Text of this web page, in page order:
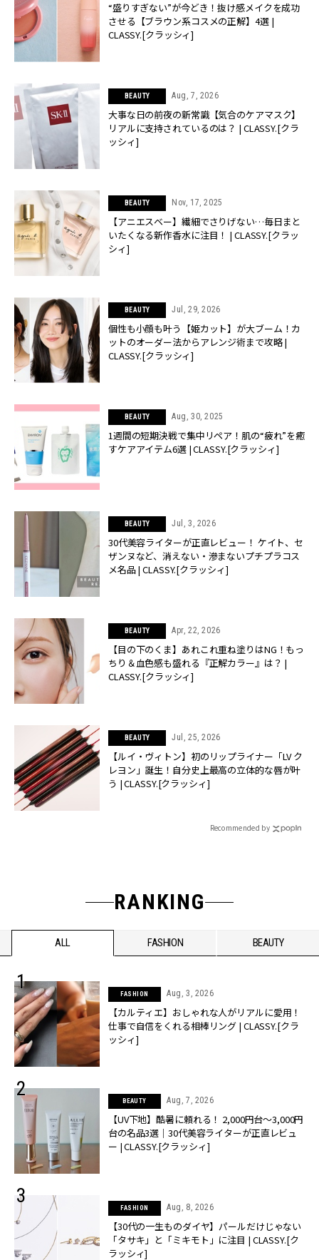
“盛りすぎない”が今どき！抜け感メイクを成功
させる【ブラウン系コスメの正解】4選 |
CLASSY.[クラッシィ]
BEAUTY Aug, 7, 2026
大事な日の前夜の新常識【気合のケアマスク】
リアルに支持されているのは？ | CLASSY.[クラ
ッシィ]
BEAUTY Nov, 17, 2025
【アニエスベー】繊細でさりげない…毎日まと
いたくなる新作香水に注目！ | CLASSY.[クラッ
シィ]
BEAUTY Jul, 29, 2026
個性も小顔も叶う【姫カット】が大ブーム！カ
ットのオーダー法からアレンジ術まで攻略 |
CLASSY.[クラッシィ]
BEAUTY Aug, 30, 2025
1週間の短期決戦で集中リペア！肌の“疲れ”を癒
すケアアイテム6選 | CLASSY.[クラッシィ]
BEAUTY Jul, 3, 2026
30代美容ライターが正直レビュー！ ケイト、セ
ザンヌなど、消えない・滲まないプチプラコス
メ名品 | CLASSY.[クラッシィ]
BEAUTY Apr, 22, 2026
【目の下のくま】あれこれ重ね塗りはNG！もっ
ちり＆血色感も盛れる『正解カラー』は？ |
CLASSY.[クラッシィ]
BEAUTY Jul, 25, 2026
【ルイ・ヴィトン】初のリップライナー「LV ク
レヨン」誕生！自分史上最高の立体的な唇が叶
う | CLASSY.[クラッシィ]
Recommended by
RANKING
ALL FASHION BEAUTY
FASHION Aug, 3, 2026
【カルティエ】おしゃれな人がリアルに愛用！
仕事で自信をくれる相棒リング | CLASSY.[クラ
ッシィ]
BEAUTY Aug, 7, 2026
【UV下地】酷暑に頼れる！ 2,000円台〜3,000円
台の名品3選｜30代美容ライターが正直レビュ
ー | CLASSY.[クラッシィ]
FASHION Aug, 8, 2026
【30代の一生ものダイヤ】パールだけじゃない
「タサキ」と「ミキモト」に注目 | CLASSY.[ク
ラッシィ]